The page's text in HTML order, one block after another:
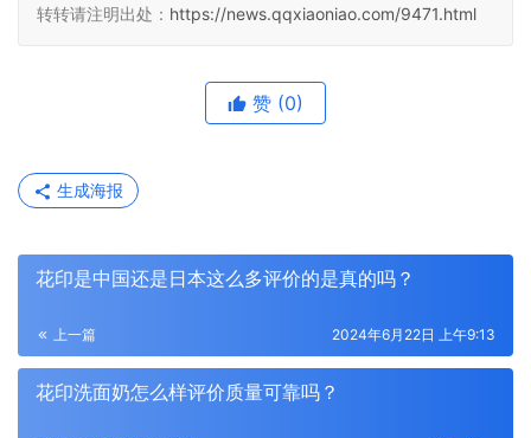
转转请注明出处： https://news.qqxiaoniao.com/9471.html
赞 (0)
生成海报
花印是中国还是日本这么多评价的是真的吗？
上一篇 2024年6月22日 上午9:13
花印洗面奶怎么样评价质量可靠吗？